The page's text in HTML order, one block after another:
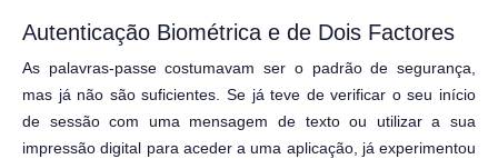
Autenticação Biométrica e de Dois Factores
As palavras-passe costumavam ser o padrão de segurança,
mas já não são suficientes. Se já teve de verificar o seu início
de sessão com uma mensagem de texto ou utilizar a sua
impressão digital para aceder a uma aplicação, já experimentou